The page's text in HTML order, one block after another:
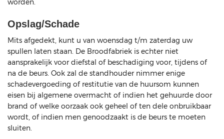
worden.
Opslag/Schade
Mits afgedekt, kunt u van woensdag t/m zaterdag uw
spullen laten staan. De Broodfabriek is echter niet
aansprakelijk voor diefstal of beschadiging voor, tijdens of
na de beurs. Ook zal de standhouder nimmer enige
schadevergoeding of restitutie van de huursom kunnen
eisen bij algemene overmacht of indien het gehuurde door
brand of welke oorzaak ook geheel of ten dele onbruikbaar
wordt, of indien men genoodzaakt is de beurs te moeten
sluiten.